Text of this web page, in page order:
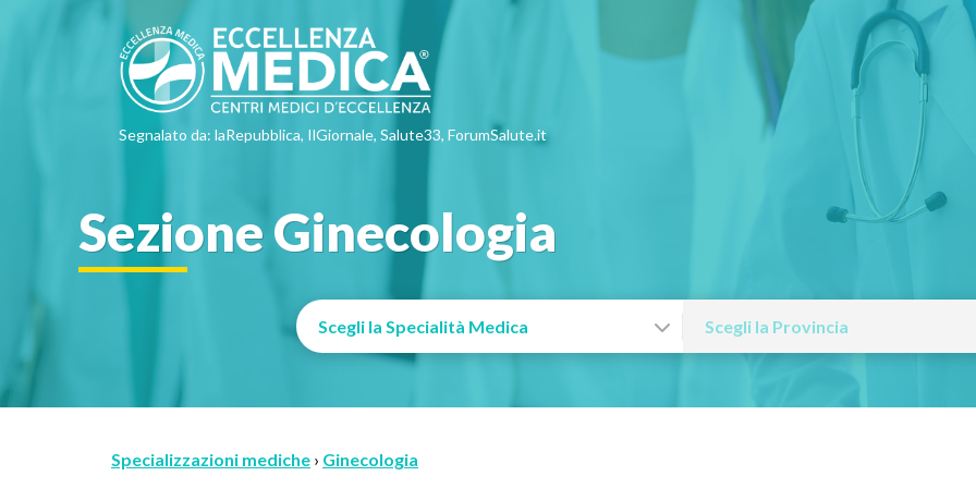
Segnalato da: laRepubblica, IlGiornale, Salute33, ForumSalute.it
Sezione Ginecologia
Specializzazioni mediche › Ginecologia